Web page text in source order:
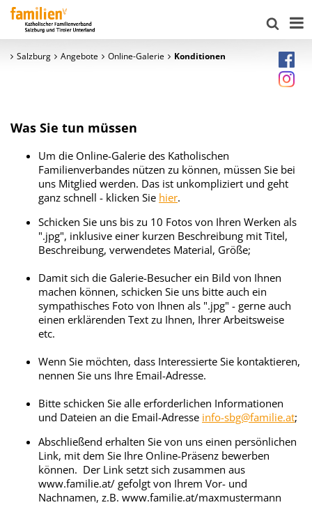
Salzburg Angebote Online-Galerie Konditionen
Was Sie tun müssen
Um die Online-Galerie des Katholischen
Familienverbandes nützen zu können, müssen Sie bei
uns Mitglied werden. Das ist unkompliziert und geht
ganz schnell - klicken Sie hier.
Schicken Sie uns bis zu 10 Fotos von Ihren Werken als
".jpg", inklusive einer kurzen Beschreibung mit Titel,
Beschreibung, verwendetes Material, Größe;
Damit sich die Galerie-Besucher ein Bild von Ihnen
machen können, schicken Sie uns bitte auch ein
sympathisches Foto von Ihnen als ".jpg" - gerne auch
einen erklärenden Text zu Ihnen, Ihrer Arbeitsweise
etc.
Wenn Sie möchten, dass Interessierte Sie kontaktieren,
nennen Sie uns Ihre Email-Adresse.
Bitte schicken Sie alle erforderlichen Informationen
und Dateien an die Email-Adresse info-sbg@familie.at;
Abschließend erhalten Sie von uns einen persönlichen
Link, mit dem Sie Ihre Online-Präsenz bewerben
können. Der Link setzt sich zusammen aus
www.familie.at/ gefolgt von Ihrem Vor- und
Nachnamen, z.B. www.familie.at/maxmustermann